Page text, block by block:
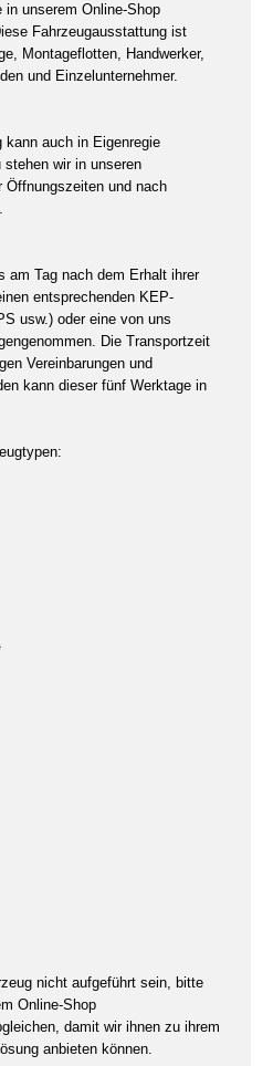
in unserem Online-Shop
Fahrzeugausstattung ist
Montageflotten, Handwerker,
und Einzelunternehmer.
kann auch in Eigenregie
stehen wir in unseren
Öffnungszeiten und nach
am Tag nach dem Erhalt ihrer
entsprechenden KEP-
usw.) oder eine von uns
Die Transportzeit
Vereinbarungen und
kann dieser fünf Werktage in
nicht aufgeführt sein, bitte
Online-Shop
damit wir ihnen zu ihrem
anbieten können.